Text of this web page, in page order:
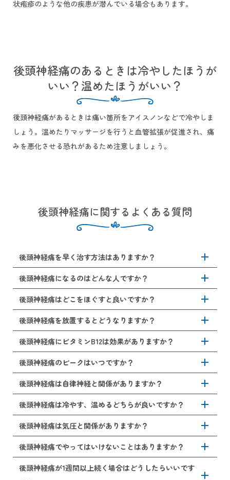
状疱疹のような他の疾患が潜んでいる場合もあります。
後頭神経痛のあるときは冷やしたほうが
いい？温めたほうがいい？
後頭神経痛があるときは痛い箇所をアイスノンなどで冷やしま
しょう。温めたりマッサージを行うと血管拡張が促進され、痛
みを悪化させる恐れがあるため注意しましょう。
後頭神経痛に関するよくある質問
後頭神経痛を早く治す方法はありますか？ add
後頭神経痛を早く治すためには、原因に応じた治療を行う
ことが重要です。首や肩の筋緊張が原因の場合、温めて血
流を改善するほか、ストレッチやマッサージにて筋肉をほ
ぐすことが有効です。痛みが強い場合は、ロキソニンなど
の鎮痛薬や神経痛に効果が期待できるビタミンB12製剤を服
用し、様子を見ることもあります。状況に応じて神経ブロ
ック注射を行うこともあります。長時間のデスクワークを
避け、正しい姿勢を意識することも、早期回復に繋がりま
後頭神経痛になるのはどんな人ですか？ add
長時間のパソコン作業やスマートフォン操作などで首や肩
に負担のかかる姿勢を続けている人に多く見られます。ま
た、ストレスや自律神経の乱れ、眼精疲労、冷えも後頭神
経痛に繋がります。後頭神経痛は、高齢者だけでなく、20
～40代の働き世代にも多く見られます。
後頭神経痛はどこをほぐすと良いですか？ add
後頭神経痛では、首の後ろ（後頭部の付け根）や肩甲骨周
辺の筋肉を中心にほぐすことを推奨します。特に、「僧帽
筋」や「後頭下筋群」は神経を圧迫しやすい部位とされて
います。温めながら軽くストレッチを行い、無理のない範
囲で姿勢を整えることが大切です。無理に強く推すことは
症状を悪化させますので、痛みの強いときは無理をせず医
師までご相談ください。
後頭神経痛を放置するとどうなりますか？ add
後頭神経痛を放置することで、痛みが慢性化し、頭皮の違
和感やしびれ、首のこわばりに繋がります。また、痛みが
続くことでストレスが蓄積し、睡眠障害や集中力低下を引
き起こすこともあります。稀に、脳腫瘍などの脳の病気が
隠れていることもあります。後頭部に痛みが続く場合は、
脳神経外科である当院までご相談ください。
後頭神経痛にビタミンB12は効果がありますか？ add
後頭神経痛にビタミンB12は効果的とされています。これ
は、ビタミンB12 に神経の修復を助ける作用があるためで
す。神経が圧迫や炎症により損傷を受けている場合、内服
や注射にてビタミンB12 を補うようにしましょう。ただ
し、ビタミンB12の補充だけでは症状の完治は難しいです。
ビタミンB12を摂取することとともに、姿勢改善や温熱療
法、薬物療法なども併用していきましょう。
後頭神経痛のピークはいつですか？ add
後頭神経痛は、発症して数日～1週間程度で痛みのピークを
迎えることが多いです。特に、首や肩のこりが強い状態が
続いた後、寒暖差の大きい時期に悪化しやすい傾向にあり
ます。早期に治療を開始することで慢性化を防ぎ、ピーク
を短期間で乗り越えることが期待できます。
後頭神経痛は自律神経と関係がありますか？ add
後頭神経痛と自律神経には関係があるとされています。ス
トレスや睡眠不足により、自律神経が乱れることで、首や
肩の筋肉が緊張します。筋肉が緊張することで神経を圧迫
し、結果として痛みを生じるようになります。また、自律
神経のバランスが崩れることで血流が悪化し、症状が長引
くことがあります。リラックスする時間を取り、深呼吸や
軽いストレッチなどで自律神経を整えることを意識しまし
ょう。
後頭神経痛は冷やす、温めるどちらが良いですか？ add
後頭神経痛に対しては、温めることを推奨します。温める
ことにより血流が改善し、神経周辺の筋肉の緊張を和らげ
ます。特に、首の後ろや肩をホットタオルや入浴により温
めると良いでしょう。ただし、炎症が起きてすぐ（初期）
は、一時的に冷やしたほうが楽な時期もあります。症状に
応じて適宜冷やす、温めることをしてみましょう。
後頭神経痛は気圧と関係がありますか？ add
後頭神経痛と気圧が関係することもあります。低気圧にな
ると血管が拡張し、神経が圧迫されやすくなり、痛みが増
強することがあります。気圧の変化を感じやすい方は、天
候が変わる前に体を温め、十分な睡眠をとり、適切な水分
後頭神経痛でやってはいけないことはありますか？ add
強いマッサージや無理なストレッチを控えましょう。こう
した負荷は、神経を刺激して痛みを悪化させることがあり
後頭神経痛が1週間以上続く場合はどうしたらいいです
add